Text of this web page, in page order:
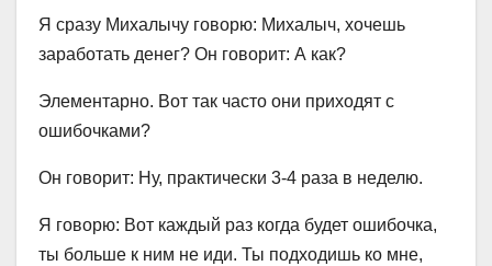
Я сразу Михалычу говорю: Михалыч, хочешь
заработать денег? Он говорит: А как?
Элементарно. Вот так часто они приходят с
ошибочками?
Он говорит: Ну, практически 3-4 раза в неделю.
Я говорю: Вот каждый раз когда будет ошибочка,
ты больше к ним не иди. Ты подходишь ко мне,